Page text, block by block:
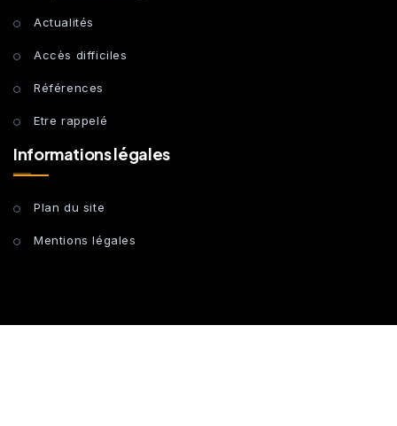
Actualités
Accès difficiles
Références
Etre rappelé
Informations légales
Plan du site
Mentions légales